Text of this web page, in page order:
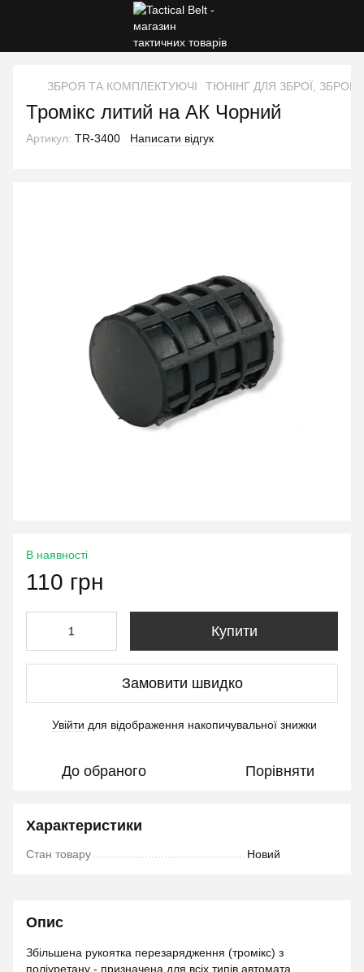
ЗБРОЯ ТА КОМПЛЕКТУЮЧІ ТЮНІНГ ДЛЯ ЗБРОЇ,
Тромікс литий на АК Чорний
Артикул: TR-3400 Написати відгук
В наявності
110 грн
Купити
Замовити швидко
Увійти для відображення накопичувальної знижки
До обраного Порівняти
Характеристики
Стан товару Новий
Опис
Збільшена рукоятка перезарядження (тромікс) з
поліуретану - призначена для всіх типів автомата